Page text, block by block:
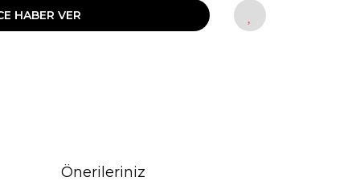
HABER VER
Önerileriniz